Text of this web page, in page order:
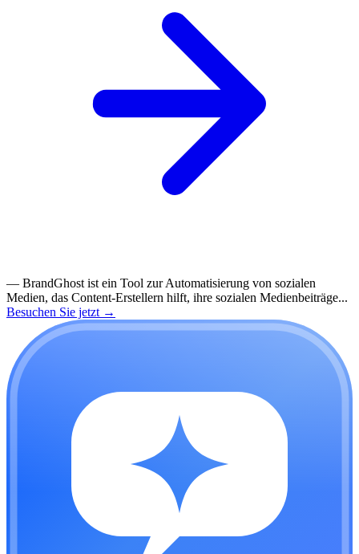
— BrandGhost ist ein Tool zur Automatisierung von sozialen
Medien, das Content-Erstellern hilft, ihre sozialen Medienbeiträge...
Besuchen Sie jetzt →